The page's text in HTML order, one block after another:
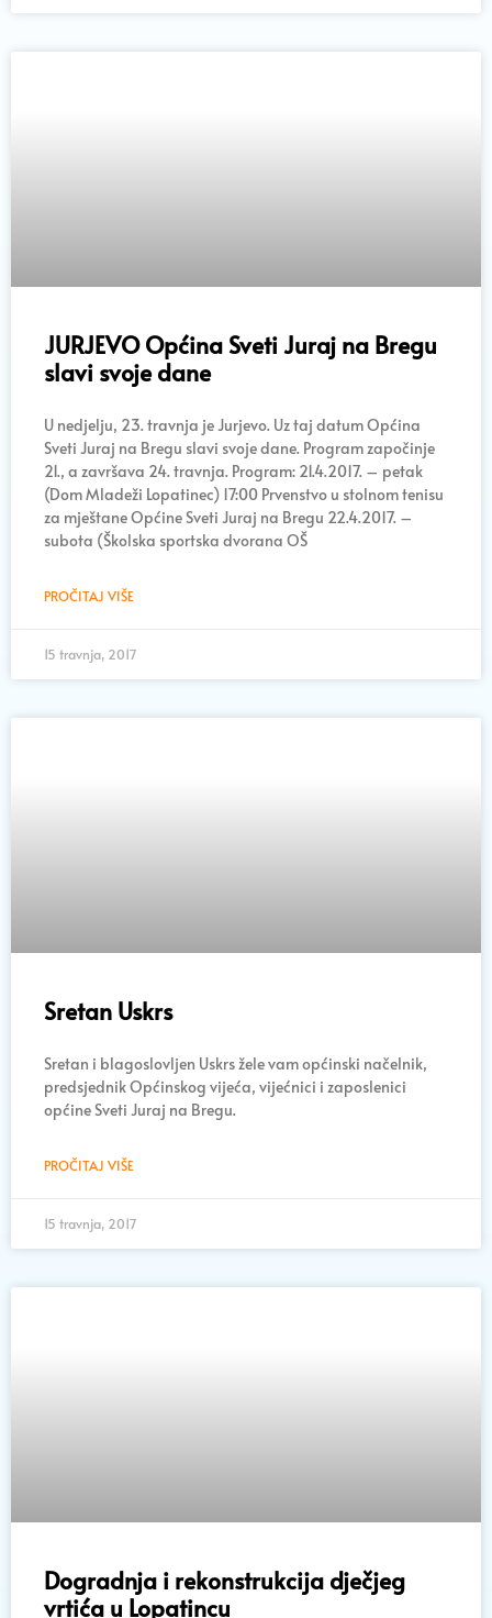
JURJEVO Općina Sveti Juraj na Bregu
slavi svoje dane
U nedjelju, 23. travnja je Jurjevo. Uz taj datum Općina
Sveti Juraj na Bregu slavi svoje dane. Program započinje
21., a završava 24. travnja. Program: 21.4.2017. – petak
(Dom Mladeži Lopatinec) 17:00 Prvenstvo u stolnom tenisu
za mještane Općine Sveti Juraj na Bregu 22.4.2017. –
subota (Školska sportska dvorana OŠ
PROČITAJ VIŠE
15 travnja, 2017
Sretan Uskrs
Sretan i blagoslovljen Uskrs žele vam općinski načelnik,
predsjednik Općinskog vijeća, vijećnici i zaposlenici
općine Sveti Juraj na Bregu.
PROČITAJ VIŠE
15 travnja, 2017
Dogradnja i rekonstrukcija dječjeg
vrtića u Lopatincu